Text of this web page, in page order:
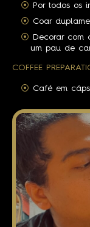
Por todos os
Coar
Decorar com
um pau de
COFFEE
Café em